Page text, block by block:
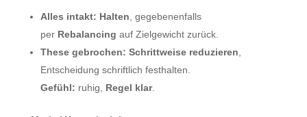
Alles intakt: Halten , gegebenenfalls
per Rebalancing auf Zielgewicht zurück.
These gebrochen: Schrittweise reduzieren
Entscheidung schriftlich festhalten.
Gefühl: ruhig, Regel klar.